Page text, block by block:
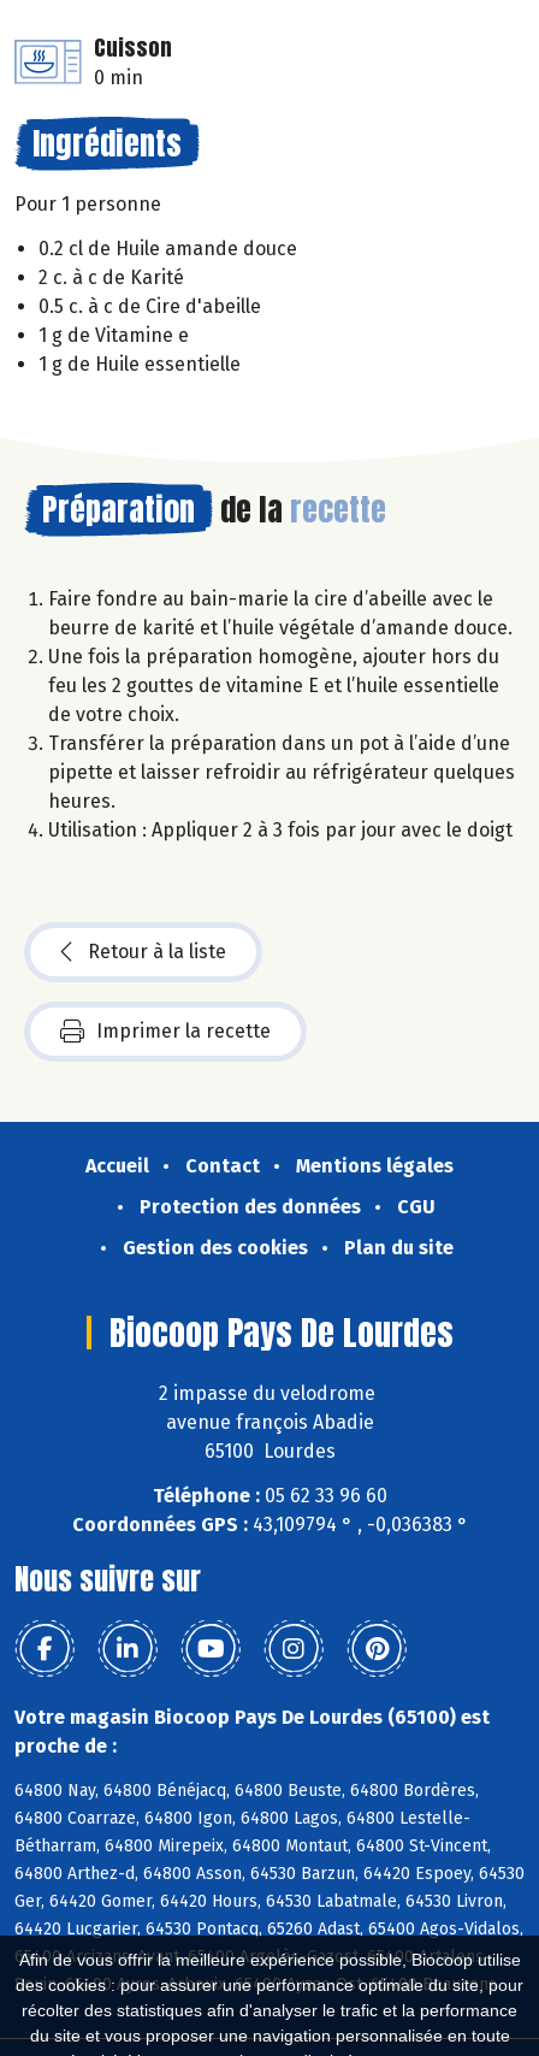
Afin de vous offrir la meilleure expérience possible, Biocoop utilise
des cookies : pour assurer une performance optimale du site, pour
récolter des statistiques afin d'analyser le trafic et la performance
du site et vous proposer une navigation personnalisée en toute
Cuisson
0 min
Ingrédients
Pour 1 personne
0.2 cl de Huile amande douce
2 c. à c de Karité
0.5 c. à c de Cire d'abeille
1 g de Vitamine e
1 g de Huile essentielle
Préparation de la recette
Faire fondre au bain-marie la cire d’abeille avec le
beurre de karité et l’huile végétale d’amande douce.
Une fois la préparation homogène, ajouter hors du
feu les 2 gouttes de vitamine E et l’huile essentielle
de votre choix.
Transférer la préparation dans un pot à l’aide d’une
pipette et laisser refroidir au réfrigérateur quelques
heures.
Utilisation : Appliquer 2 à 3 fois par jour avec le doigt
Retour à la liste
Imprimer la recette
Accueil Contact
Mentions légales
Protection des données
CGU
Gestion des cookies
Plan du site
Biocoop Pays De Lourdes
2 impasse du velodrome
avenue françois Abadie
65100 Lourdes
Téléphone :05 62 33 96 60
Coordonnées GPS :43,109794 ° , -0,036383 °
Nous suivre sur
Votre magasin Biocoop Pays De Lourdes (65100) est
proche de :
64800 Nay, 64800 Bénéjacq, 64800 Beuste, 64800 Bordères,
64800 Coarraze, 64800 Igon, 64800 Lagos, 64800 Lestelle-
Bétharram, 64800 Mirepeix, 64800 Montaut, 64800 St-Vincent,
64800 Arthez-d, 64800 Asson, 64530 Barzun, 64420 Espoey, 64530
Ger, 64420 Gomer, 64420 Hours, 64530 Labatmale, 64530 Livron,
64420 Lucgarier, 64530 Pontacq, 65260 Adast, 65400 Agos-Vidalos,
65400 Arcizans-Avant, 65400 Argelès-Gazost, 65400 Artalens-
Souin, 65400 Ayros-Arbouix, 65400 Ayzac-Ost, 65400 Beaucens